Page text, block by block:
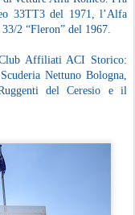
33TT3 del 1971, l’Alfa
2 “Fleron” del 1967.
Affiliati ACI Storico:
Nettuno Bologna,
del Ceresio e il